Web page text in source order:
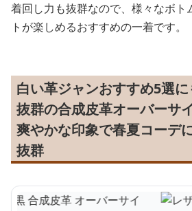
着回し力も抜群なので、様々なボト
トが楽しめるおすすめの一着です。
白い革ジャンおすすめ5選
抜群の合成皮革オーバーサ
爽やかな印象で春夏コーデ
抜群